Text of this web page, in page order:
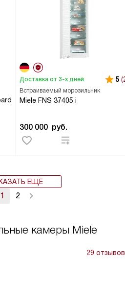
Встраиваемый морозильник
Miele FNS 37405 i
Доставка от 3-х дней 5
300 000 руб.
ЕЩЁ
1 2
камеры Miele
29 отзывов